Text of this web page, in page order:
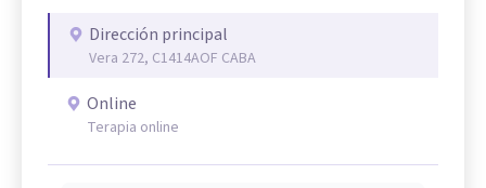
Dirección principal
Vera 272, C1414AOF CABA
Online
Terapia online